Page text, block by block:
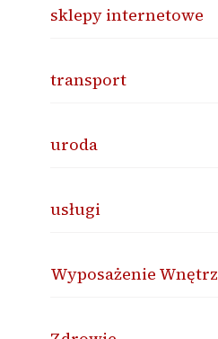
sklepy internetowe
transport
uroda
usługi
Wyposażenie Wnętrz